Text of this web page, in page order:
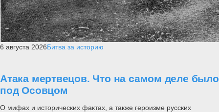
6 августа 2026Битва за историю
Атака мертвецов. Что на самом деле было
под Осовцом
О мифах и исторических фактах, а также героизме русских